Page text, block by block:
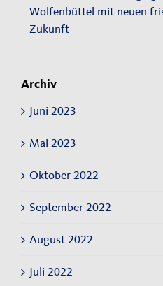
Wolfenbüttel mit neuen
Zukunft
Archiv
Juni 2023
Mai 2023
Oktober 2022
September 2022
August 2022
Juli 2022